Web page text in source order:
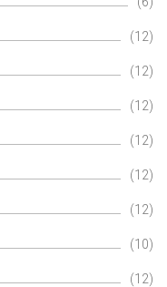
(12)
(12)
(12)
(12)
(12)
(12)
(10)
(12)